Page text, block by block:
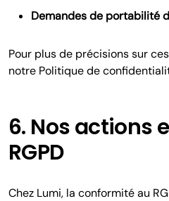
Demandes de portabilité
Pour plus de précisions sur
notre Politique de
6. Nos actions
RGPD
Chez Lumi, la conformité au